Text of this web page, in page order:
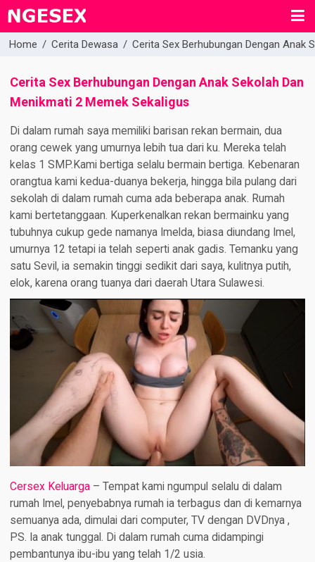
Home / Cerita Dewasa / Cerita Sex Berhubungan Dengan Anak
Cerita Sex Berhubungan Dengan Anak Sekolah Dan
Menikmati 2 Memek Sekaligus
Di dalam rumah saya memiliki barisan rekan bermain, dua
orang cewek yang umurnya lebih tua dari ku. Mereka telah
kelas 1 SMP.Kami bertiga selalu bermain bertiga. Kebenaran
orangtua kami kedua-duanya bekerja, hingga bila pulang dari
sekolah di dalam rumah cuma ada beberapa anak. Rumah
kami bertetanggaan. Kuperkenalkan rekan bermainku yang
tubuhnya cukup gede namanya Imelda, biasa diundang Imel,
umurnya 12 tetapi ia telah seperti anak gadis. Temanku yang
satu Sevil, ia semakin tinggi sedikit dari saya, kulitnya putih,
elok, karena orang tuanya dari daerah Utara Sulawesi.
Cersex Keluarga– Tempat kami ngumpul selalu di dalam
rumah Imel, penyebabnya rumah ia terbagus dan di kemarnya
semuanya ada, dimulai dari computer, TV dengan DVDnya ,
PS. Ia anak tunggal. Di dalam rumah cuma didampingi
pembantunya ibu-ibu yang telah 1/2 usia.